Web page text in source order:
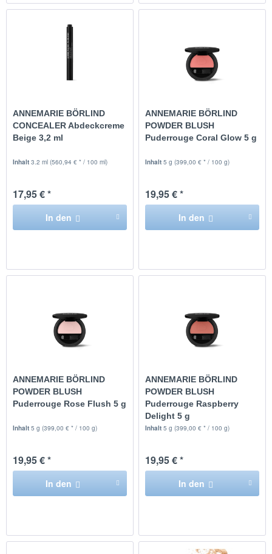
ANNEMARIE BÖRLIND
CONCEALER Abdeckcreme
Beige 3,2 ml
Inhalt3.2 ml(560,94 € * / 100 ml)
17,95 € *
In den
ANNEMARIE BÖRLIND
POWDER BLUSH
Puderrouge Coral Glow 5 g
Inhalt5 g(399,00 € * / 100 g)
19,95 € *
In den
ANNEMARIE BÖRLIND
POWDER BLUSH
Puderrouge Rose Flush 5 g
Inhalt5 g(399,00 € * / 100 g)
19,95 € *
In den
ANNEMARIE BÖRLIND
POWDER BLUSH
Puderrouge Raspberry
Delight 5 g
Inhalt5 g(399,00 € * / 100 g)
19,95 € *
In den